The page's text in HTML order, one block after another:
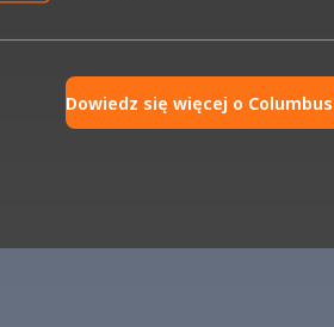
Dowiedz się więcej o